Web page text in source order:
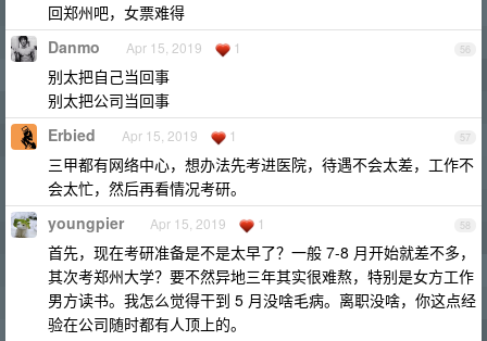
回郑州吧，女票难得
56
Danmo Apr 15, 2019 1
别太把自己当回事
别太把公司当回事
57
Erbied Apr 15, 2019 1
三甲都有网络中心，想办法先考进医院，待遇不会太差，工作不
会太忙，然后再看情况考研。
58
youngpier Apr 15, 2019 1
首先，现在考研准备是不是太早了？一般 7-8 月开始就差不多，
其次考郑州大学？要不然异地三年其实很难熬，特别是女方工作
男方读书。我怎么觉得干到 5 月没啥毛病。离职没啥，你这点经
验在公司随时都有人顶上的。